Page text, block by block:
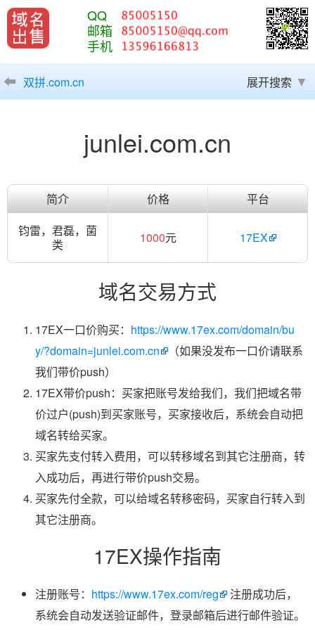
QQ
邮箱
手机
双拼.com.cn 展开搜索
junlei.com.cn
简介 价格
平台
钧雷，君磊，菌
类
1000元 17EX
域名交易方式
17EX一口价购买： https://www.17ex.com/domain/bu
y/?domain=junlei.com.cn
（如果没发布一口价请联系
我们带价push）
17EX带价push：买家把账号发给我们，我们把域名带
价过户(push)到买家账号，买家接收后，系统会自动把
域名转给买家。
买家先支付转入费用，可以转移域名到其它注册商，转
入成功后，再进行带价push交易。
买家先付全款，可以给域名转移密码，买家自行转入到
其它注册商。
17EX操作指南
注册账号： https://www.17ex.com/reg
注册成功后，
系统会自动发送验证邮件，登录邮箱后进行邮件验证。